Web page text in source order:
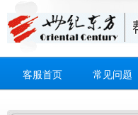
客服首页 常见问题